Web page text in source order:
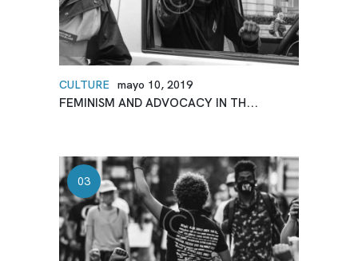
CULTURE mayo 10, 2019
FEMINISM AND ADVOCACY IN TH...